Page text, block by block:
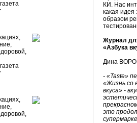
КИ. Нас
какая
образом
Журнал
«Азбука
Дина
- «Taste»
«Жизнь со
вкуса» -
это